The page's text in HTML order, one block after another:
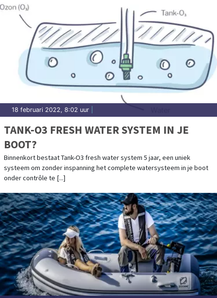
18 februari 2022, 8:02 uur
TANK-O3 FRESH WATER SYSTEM IN JE
BOOT?
Binnenkort bestaat Tank-O3 fresh water system 5 jaar, een uniek
systeem om zonder inspanning het complete watersysteem in je boot
onder contrôle te [...]